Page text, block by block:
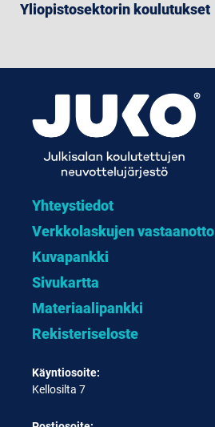
Yliopistosektorin koulutukset
Yhteystiedot
Verkkolaskujen vastaanotto
Kuvapankki
Sivukartta
Materiaalipankki
Rekisteriseloste
Käyntiosoite:
Kellosilta 7